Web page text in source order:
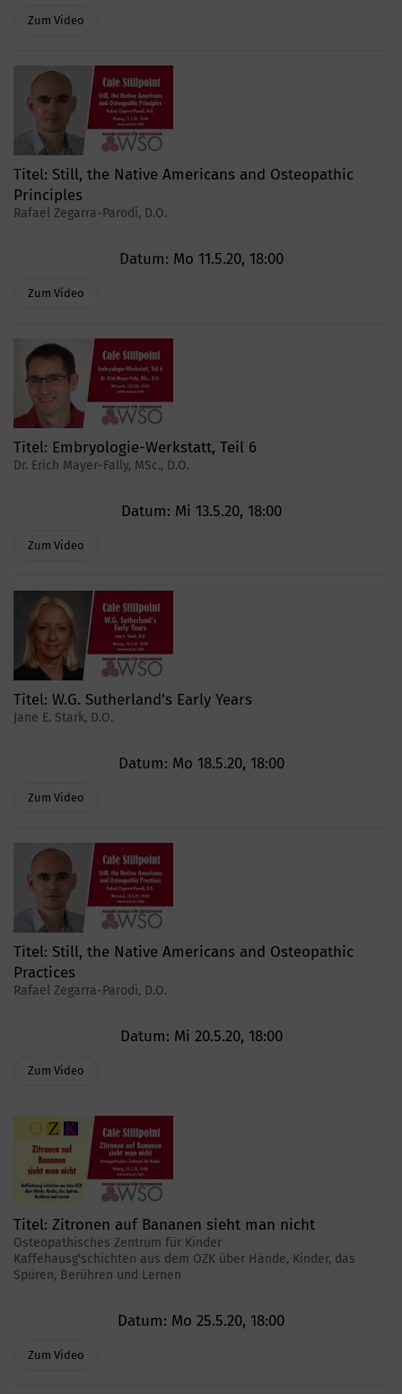
Zum Video
Titel: Still, the Native Americans and Osteopathic
Principles
Rafael Zegarra-Parodi, D.O.
Datum: Mo 11.5.20, 18:00
Zum Video
Titel: Embryologie-Werkstatt, Teil 6
Dr. Erich Mayer-Fally, MSc., D.O.
Datum: Mi 13.5.20, 18:00
Zum Video
Titel: W.G. Sutherland's Early Years
Jane E. Stark, D.O.
Datum: Mo 18.5.20, 18:00
Zum Video
Titel: Still, the Native Americans and Osteopathic
Practices
Rafael Zegarra-Parodi, D.O.
Datum: Mi 20.5.20, 18:00
Zum Video
Titel: Zitronen auf Bananen sieht man nicht
Osteopathisches Zentrum für Kinder
Kaffehausg'schichten aus dem OZK über Hände, Kinder, das
Spüren, Berühren und Lernen
Datum: Mo 25.5.20, 18:00
Zum Video